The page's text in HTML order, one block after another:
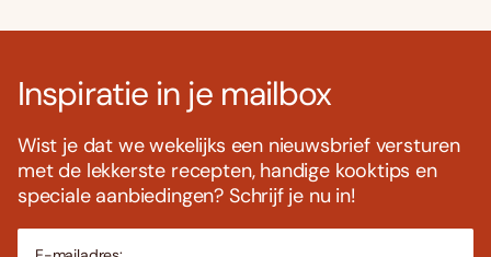
Inspiratie in je mailbox
Wist je dat we wekelijks een nieuwsbrief versturen
met de lekkerste recepten, handige kooktips en
speciale aanbiedingen? Schrijf je nu in!